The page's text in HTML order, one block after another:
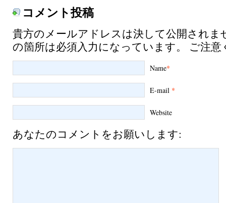
コメント投稿
貴方のメールアドレスは決して公開されま
の箇所は必須入力になっています。 ご注
Name*
E-mail *
Website
あなたのコメントをお願いします: